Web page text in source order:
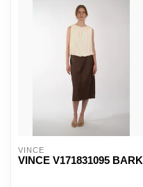
VINCE
VINCE V171831095 BARK